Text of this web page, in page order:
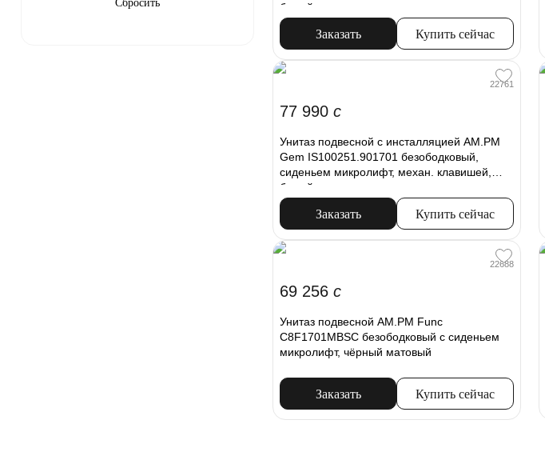
белый
Заказать Купить сейчас
22761
77 990 c
Унитаз подвесной с инсталляцией AM.PM
Gem IS100251.901701 безободковый,
сиденьем микролифт, механ. клавишей,
белый
Заказать Купить сейчас
22688
69 256 c
Унитаз подвесной AM.PM Func
C8F1701MBSC безободковый с сиденьем
микролифт, чёрный матовый
Заказать Купить сейчас